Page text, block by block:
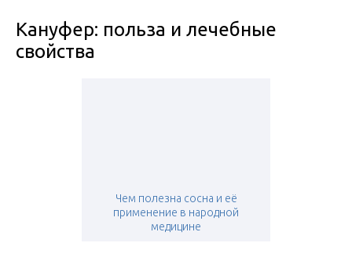
Кануфер: польза и лечебные
свойства
Чем полезна сосна и её
применение в народной
медицине